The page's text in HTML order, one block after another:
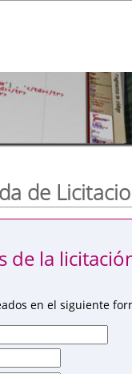
de
en el siguiente
de la